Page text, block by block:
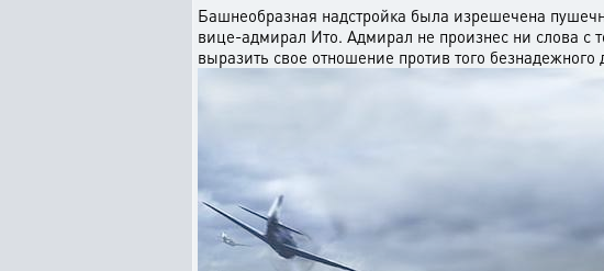
Башнеобразная надстройка была изрешечена
вице-адмирал Ито. Адмирал не произнес ни слова с
выразить свое отношение против того